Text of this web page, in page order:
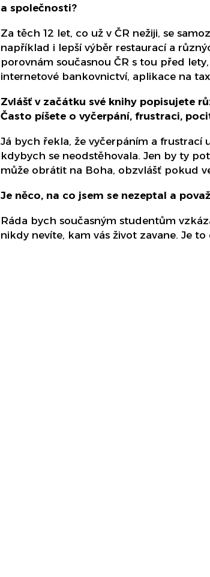
a společnosti?
Za těch 12 let, co už v ČR nežiji, se
například i lepší výběr restaurací a
porovnám současnou ČR s tou před
internetové bankovnictví, aplikace na
Zvlášť v začátku své knihy popisujete
Často píšete o vyčerpání, frustraci,
Já bych řekla, že vyčerpáním a frustrací
kdybych se neodstěhovala. Jen by ty
může obrátit na Boha, obzvlášť pokud
Je něco, na co jsem se nezeptal a
Ráda bych současným studentům
nikdy nevíte, kam vás život zavane. Je